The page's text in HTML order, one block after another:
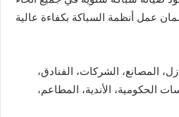
عمل أنظمة السباكة بكفاءة عالية
المصانع، الشركات، الفنادق،
الحكومية، الأندية، المطاعم،